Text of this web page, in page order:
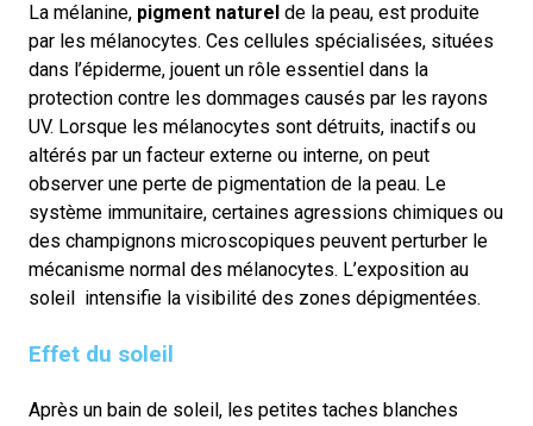
La mélanine, pigment naturel de la peau, est produite
par les mélanocytes. Ces cellules spécialisées, situées
dans l’épiderme, jouent un rôle essentiel dans la
protection contre les dommages causés par les rayons
UV. Lorsque les mélanocytes sont détruits, inactifs ou
altérés par un facteur externe ou interne, on peut
observer une perte de pigmentation de la peau. Le
système immunitaire, certaines agressions chimiques ou
des champignons microscopiques peuvent perturber le
mécanisme normal des mélanocytes. L’exposition au
soleil intensifie la visibilité des zones dépigmentées.
Effet du soleil
Après un bain de soleil, les petites taches blanches